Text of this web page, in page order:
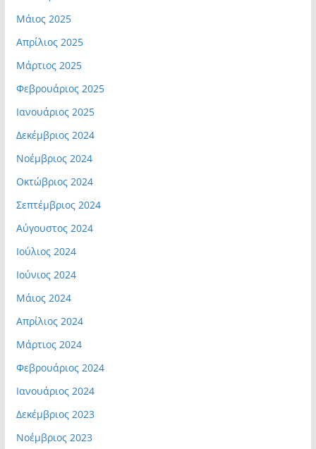
Μάιος 2025
Απρίλιος 2025
Μάρτιος 2025
Φεβρουάριος 2025
Ιανουάριος 2025
Δεκέμβριος 2024
Νοέμβριος 2024
Οκτώβριος 2024
Σεπτέμβριος 2024
Αύγουστος 2024
Ιούλιος 2024
Ιούνιος 2024
Μάιος 2024
Απρίλιος 2024
Μάρτιος 2024
Φεβρουάριος 2024
Ιανουάριος 2024
Δεκέμβριος 2023
Νοέμβριος 2023